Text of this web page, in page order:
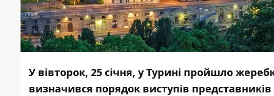
У вівторок, 25 січня, у Турині пройшло
визначився порядок виступів представників